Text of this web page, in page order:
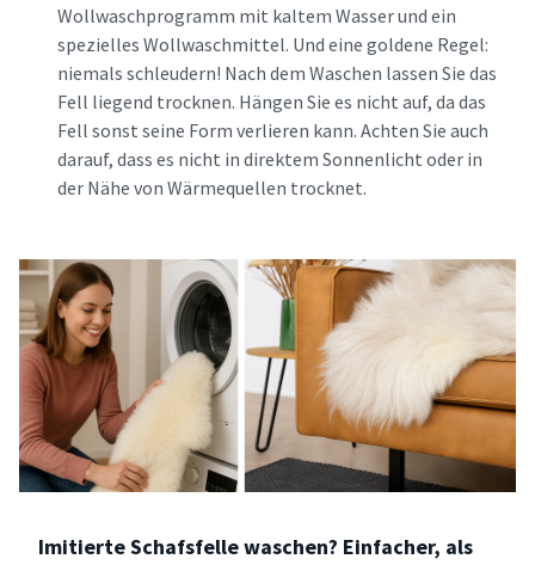
Wollwaschprogramm mit kaltem Wasser und ein
spezielles Wollwaschmittel. Und eine goldene Regel:
niemals schleudern! Nach dem Waschen lassen Sie das
Fell liegend trocknen. Hängen Sie es nicht auf, da das
Fell sonst seine Form verlieren kann. Achten Sie auch
darauf, dass es nicht in direktem Sonnenlicht oder in
der Nähe von Wärmequellen trocknet.
Imitierte Schafsfelle waschen? Einfacher, als